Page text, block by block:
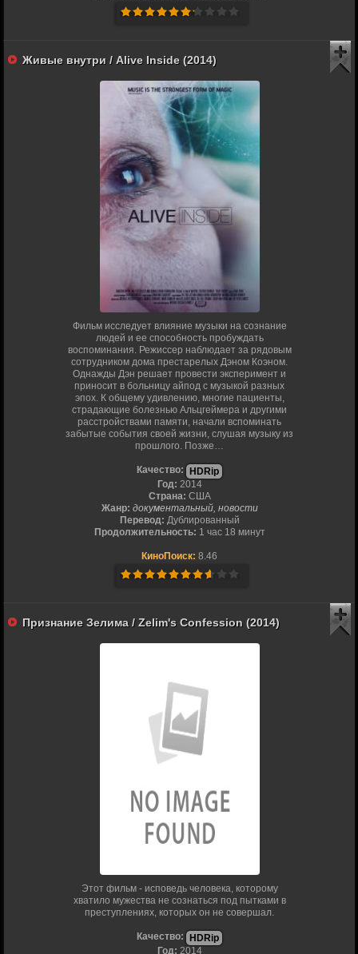
Живые внутри / Alive Inside (2014)
Фильм исследует влияние музыки на сознание
людей и ее способность пробуждать
воспоминания. Режиссер наблюдает за рядовым
сотрудником дома престарелых Дэном Коэном.
Однажды Дэн решает провести эксперимент и
приносит в больницу айпод с музыкой разных
эпох. К общему удивлению, многие пациенты,
страдающие болезнью Альцгеймера и другими
расстройствами памяти, начали вспоминать
забытые события своей жизни, слушая музыку из
прошлого. Позже…
Качество:
HDRip
Год: 2014
Страна: США
Жанр: документальный, новости
Перевод: Дублированный
Продолжительность: 1 час 18 минут
КиноПоиск: 8.46
Признание Зелима / Zelim's Confession (2014)
Этот фильм - исповедь человека, которому
хватило мужества не сознаться под пытками в
преступлениях, которых он не совершал.
Качество:
HDRip
Год: 2014